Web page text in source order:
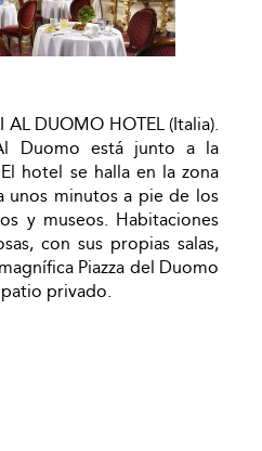
AL DUOMO HOTEL (Italia).
Duomo está junto a la
hotel se halla en la zona
unos minutos a pie de los
y museos. Habitaciones
con sus propias salas,
Piazza del Duomo
privado.